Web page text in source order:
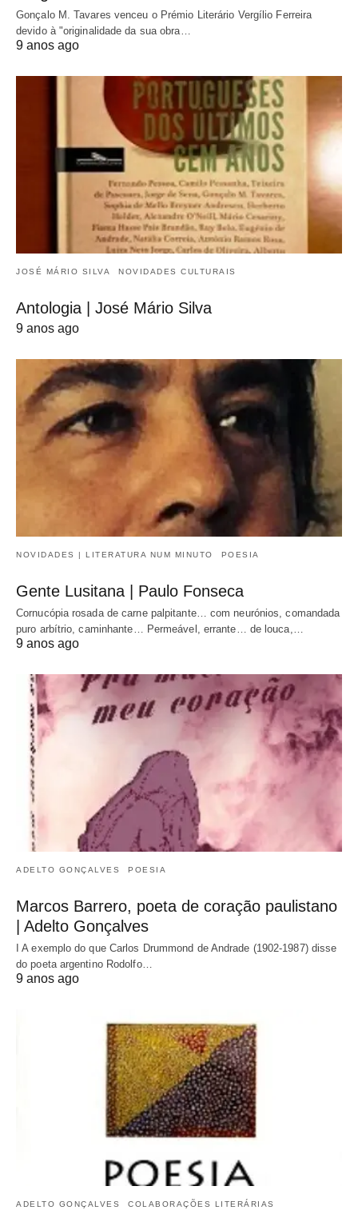
Gonçalo M. Tavares venceu o Prémio Literário Vergílio Ferreira
devido à "originalidade da sua obra…
9 anos ago
JOSÉ MÁRIO SILVA NOVIDADES CULTURAIS
Antologia | José Mário Silva
9 anos ago
NOVIDADES | LITERATURA NUM MINUTO POESIA
Gente Lusitana | Paulo Fonseca
Cornucópia rosada de carne palpitante… com neurónios, comandada
puro arbítrio, caminhante… Permeável, errante… de louca,…
9 anos ago
ADELTO GONÇALVES POESIA
Marcos Barrero, poeta de coração paulistano
| Adelto Gonçalves
I A exemplo do que Carlos Drummond de Andrade (1902-1987) disse
do poeta argentino Rodolfo…
9 anos ago
ADELTO GONÇALVES COLABORAÇÕES LITERÁRIAS